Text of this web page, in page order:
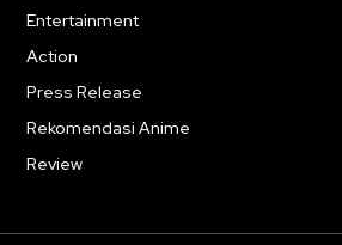
Entertainment
Action
Press Release
Rekomendasi Anime
Review